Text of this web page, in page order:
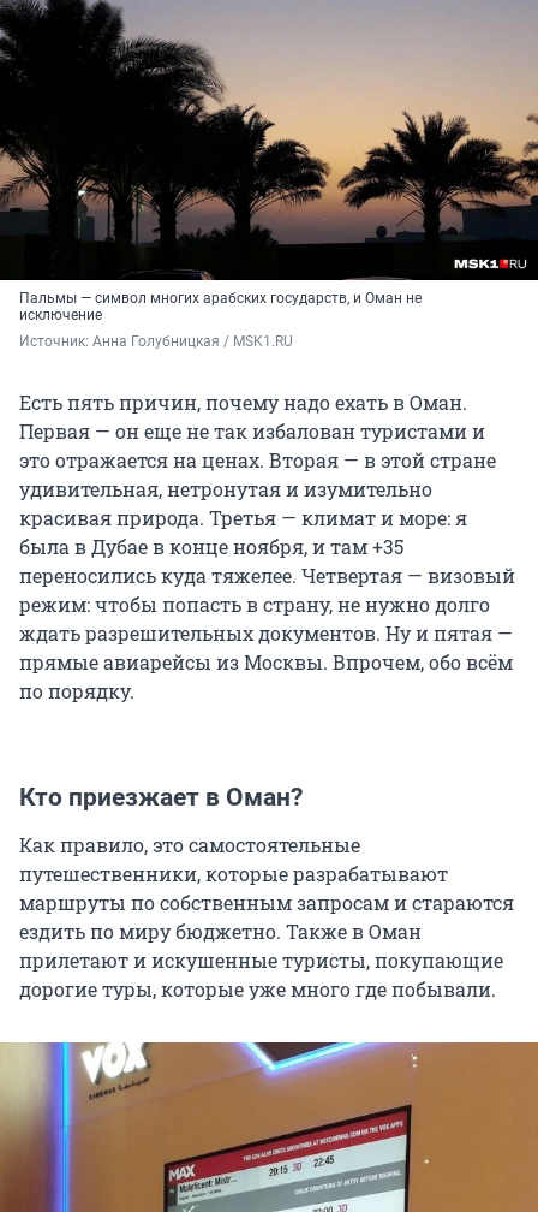
Пальмы — символ многих арабских государств, и Оман не
исключение
Источник: Анна Голубницкая / MSK1.RU
Есть пять причин, почему надо ехать в Оман.
Первая — он еще не так избалован туристами и
это отражается на ценах. Вторая — в этой стране
удивительная, нетронутая и изумительно
красивая природа. Третья — климат и море: я
была в Дубае в конце ноября, и там +35
переносились куда тяжелее. Четвертая — визовый
режим: чтобы попасть в страну, не нужно долго
ждать разрешительных документов. Ну и пятая —
прямые авиарейсы из Москвы. Впрочем, обо всём
по порядку.
Кто приезжает в Оман?
Как правило, это самостоятельные
путешественники, которые разрабатывают
маршруты по собственным запросам и стараются
ездить по миру бюджетно. Также в Оман
прилетают и искушенные туристы, покупающие
дорогие туры, которые уже много где побывали.